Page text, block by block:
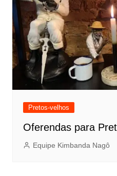
Pretos-velhos
Oferendas para
Equipe Kimbanda Nagô